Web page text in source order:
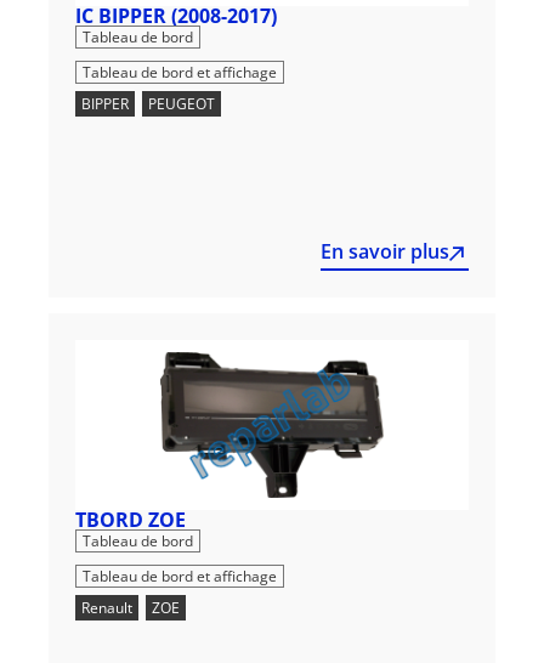
IC BIPPER (2008-2017)
Tableau de bord
Tableau de bord et affichage
BIPPER
PEUGEOT
En savoir plus
TBORD ZOE
Tableau de bord
Tableau de bord et affichage
Renault
ZOE